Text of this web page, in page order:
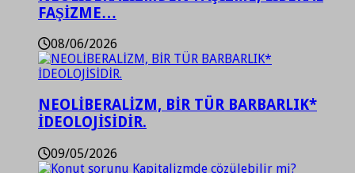
FAŞİZME…
08/06/2026
NEOLİBERALİZM, BİR TÜR BARBARLIK*
İDEOLOJİSİDİR.
09/05/2026